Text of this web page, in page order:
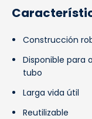
Construcción
Disponible para
tubo
Larga vida útil
Reutilizable